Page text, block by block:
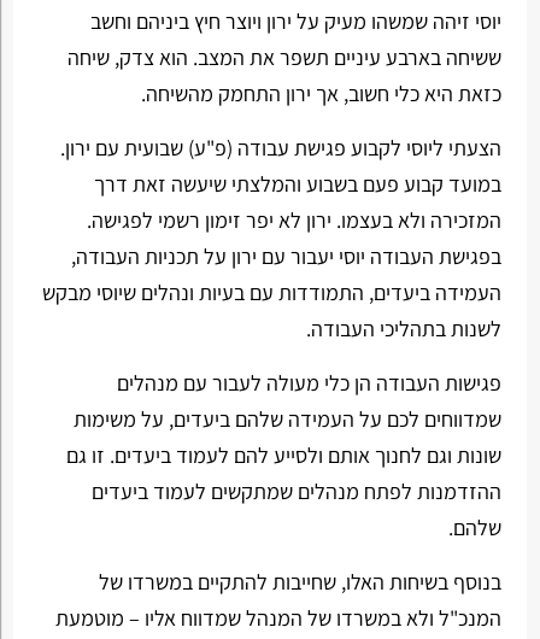
יוסי זיהה שמשהו מעיק על ירון ויוצר חיץ ביניהם וחשב
ששיחה בארבע עיניים תשפר את המצב. הוא צדק, שיחה
כזאת היא כלי חשוב, אך ירון התחמק מהשיחה.
הצעתי ליוסי לקבוע פגישת עבודה (פ"ע) שבועית עם ירון.
במועד קבוע פעם בשבוע והמלצתי שיעשה זאת דרך
המזכירה ולא בעצמו. ירון לא יפר זימון רשמי לפגישה.
בפגישת העבודה יוסי יעבור עם ירון על תכניות העבודה,
העמידה ביעדים, התמודדות עם בעיות ונהלים שיוסי מבקש
לשנות בתהליכי העבודה.
פגישות העבודה הן כלי מעולה לעבור עם מנהלים
שמדווחים לכם על העמידה שלהם ביעדים, על משימות
שונות וגם לחנוך אותם ולסייע להם לעמוד ביעדים. זו גם
ההזדמנות לפתח מנהלים שמתקשים לעמוד ביעדים
שלהם.
בנוסף בשיחות האלו, שחייבות להתקיים במשרדו של
המנכ"ל ולא במשרדו של המנהל שמדווח אליו – מוטמעת